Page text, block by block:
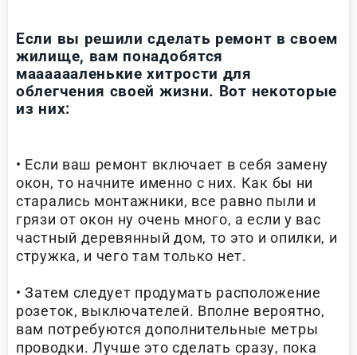
Если вы решили сделать ремонт в своем
жилище, вам понадобятся
мааааааленькие хитрости для
облегчения своей жизни. Вот некоторые
из них:
• Если ваш ремонт включает в себя замену
окон, то начните именно с них. Как бы ни
старались монтажники, все равно пыли и
грязи от окон ну очень много, а если у вас
частный деревянный дом, то это и опилки, и
стружка, и чего там только нет.
• Затем следует продумать расположение
розеток, выключателей. Вполне вероятно,
вам потребуются дополнительные метры
проводки. Лучше это сделать сразу, пока